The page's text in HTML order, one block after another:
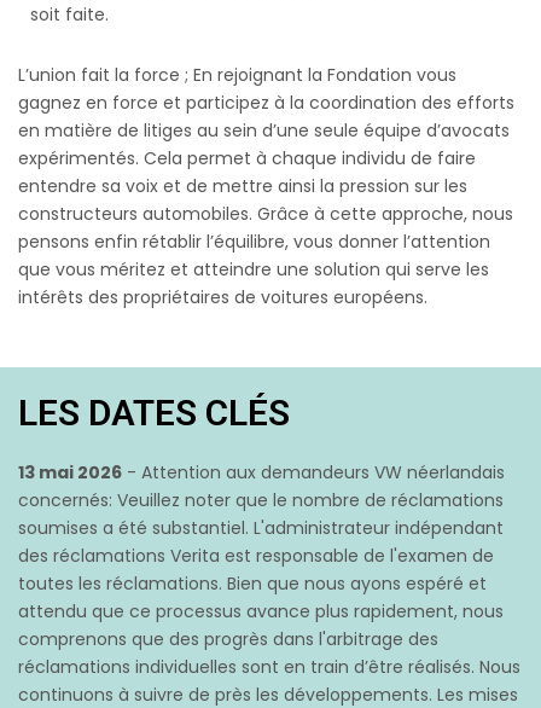
soit faite.
L’union fait la force ; En rejoignant la Fondation vous
gagnez en force et participez à la coordination des efforts
en matière de litiges au sein d’une seule équipe d’avocats
expérimentés. Cela permet à chaque individu de faire
entendre sa voix et de mettre ainsi la pression sur les
constructeurs automobiles. Grâce à cette approche, nous
pensons enfin rétablir l’équilibre, vous donner l’attention
que vous méritez et atteindre une solution qui serve les
intérêts des propriétaires de voitures européens.
LES DATES CLÉS
13 mai 2026 - Attention aux demandeurs VW néerlandais
concernés: Veuillez noter que le nombre de réclamations
soumises a été substantiel. L'administrateur indépendant
des réclamations Verita est responsable de l'examen de
toutes les réclamations. Bien que nous ayons espéré et
attendu que ce processus avance plus rapidement, nous
comprenons que des progrès dans l'arbitrage des
réclamations individuelles sont en train d’être réalisés. Nous
continuons à suivre de près les développements. Les mises